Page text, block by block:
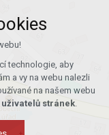
technologie, aby
a vy na webu nalezli
na našem webu
stránek.